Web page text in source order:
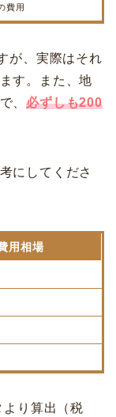
費用
が、実際はそれ
す。また、地
、必ずしも200
にしてくださ
用相場
り算出（税